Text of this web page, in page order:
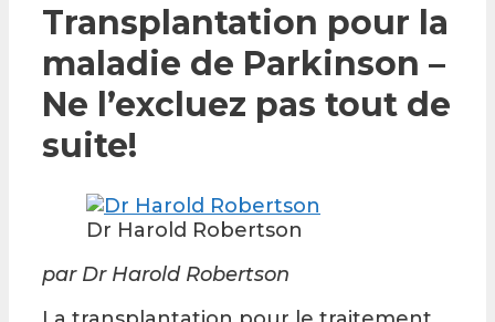
Transplantation pour la
maladie de Parkinson –
Ne l’excluez pas tout de
suite!
Dr Harold Robertson
par Dr Harold Robertson